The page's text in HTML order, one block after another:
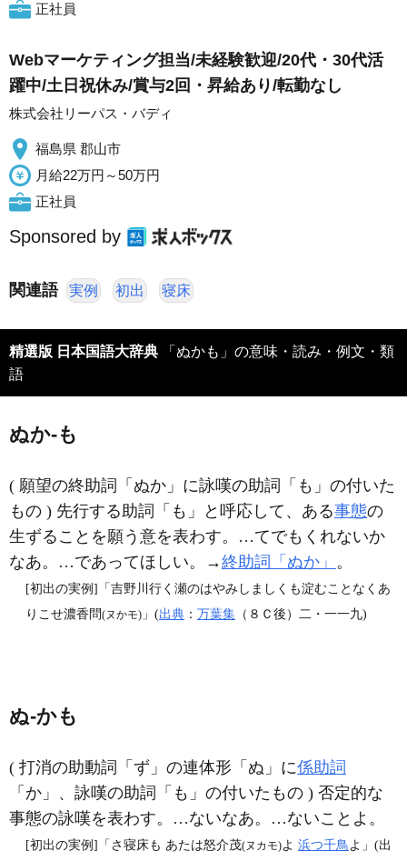
正社員
Webマーケティング担当/未経験歓迎/20代・30代活
躍中/土日祝休み/賞与2回・昇給あり/転勤なし
株式会社リーパス・バディ
福島県 郡山市
月給22万円～50万円
正社員
Sponsored by
関連語 実例 初出 寝床
精選版 日本国語大辞典 「ぬかも」の意味・読み・例文・類
語
ぬか‐も
( 願望の終助詞「ぬか」に詠嘆の助詞「も」の付いた
もの ) 先行する助詞「も」と呼応して、ある事態の
生ずることを願う意を表わす。…てでもくれないか
なあ。…であってほしい。→終助詞「ぬか」 。
[初出の実例]「吉野川行く瀬のはやみしましくも淀むことなくあ
りこせ濃香問(ヌかモ) 」(出典 ： 万葉集 （８Ｃ後）二・一一九)
ぬ‐かも
( 打消の助動詞「ず」の連体形「ぬ」に係助詞
「か」、詠嘆の助詞「も」の付いたもの ) 否定的な
事態の詠嘆を表わす。…ないなあ。…ないことよ。
[初出の実例]「さ寝床も あたは怒介茂(ヌカモ)よ 浜つ千鳥よ」(出